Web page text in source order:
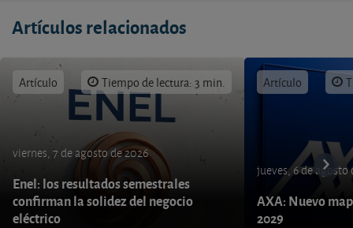
Artículos relacionados
Artículo Tiempo de lectura: 3 min.
viernes, 7 de agosto de 2026
Enel: los resultados semestrales
confirman la solidez del negocio
eléctrico
Artículo
jueves, 6 de agosto
AXA: Nuevo
2029